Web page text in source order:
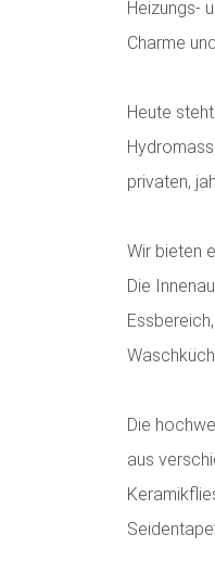
Heizungs-
Charme
Heute
privaten,
Wir bieten
Die
Die
aus